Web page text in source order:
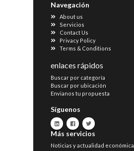
Navegación
About us
Servicios
Contact Us
Privacy Policy
Terms & Conditions
enlaces rápidos
Buscar por categoría
Buscar por ubicación
Envianos tu propuesta
Síguenos
Más servicios
Noticias y actualidad económica